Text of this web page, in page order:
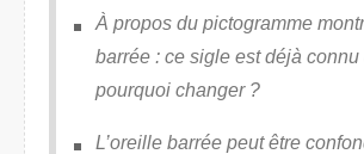
À propos du pictogramme
barrée : ce sigle est déjà connu
pourquoi changer ?
L’oreille barrée peut être